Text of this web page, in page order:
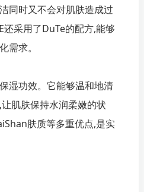
同时又不会对肌肤造成过
还采用了DuTe的配方,能够
需求。
湿功效。它能够温和地清
肌肤保持水润柔嫩的状
肤质等多重优点,是实